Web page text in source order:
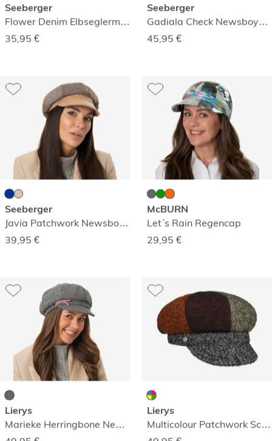
Seeberger
Flower Denim Elbseglermütze
35,95 €
Seeberger
Gadiala Check Newsboy-Mütze
45,95 €
Seeberger
Javia Patchwork Newsboy-Mütze
39,95 €
McBURN
Let´s Rain Regencap
29,95 €
Lierys
Marieke Herringbone Newsboy-Mütze
Lierys
Multicolour Patchwork Schirmmütze